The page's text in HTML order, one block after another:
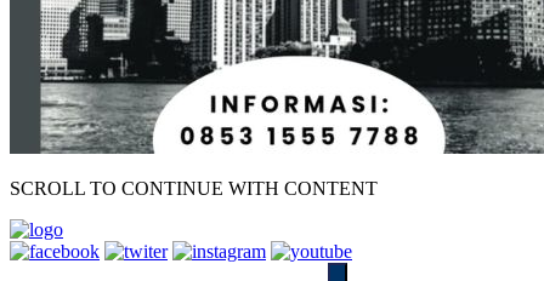
SCROLL TO CONTINUE WITH CONTENT